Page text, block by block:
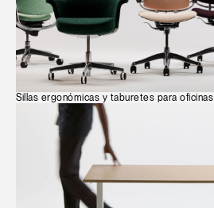
Sillas ergonómicas y taburetes para oficinas